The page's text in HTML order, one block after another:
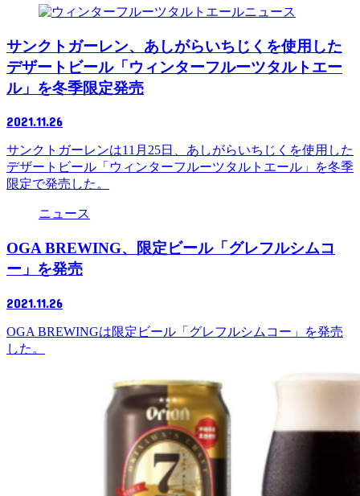
ニュース
サンクトガーレン、あしがらいちじくを使用した
デザートビール「ウィンターフルーツタルトエー
ル」を冬季限定発売
2021.11.26
サンクトガーレンは11月25日、あしがらいちじくを使用した
デザートビール「ウィンターフルーツタルトエール」を冬季
限定で発売した。
ニュース
OGA BREWING、限定ビール「グレフルシムコ
ー」を発売
2021.11.26
OGA BREWINGは限定ビール「グレフルシムコー」を発売
した。